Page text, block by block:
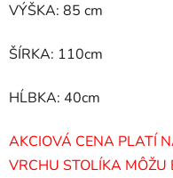
VÝŠKA: 85 cm
ŠÍRKA: 110cm
HĹBKA: 40cm
AKCIOVÁ CENA PLATÍ
VRCHU STOLÍKA MÔŽU